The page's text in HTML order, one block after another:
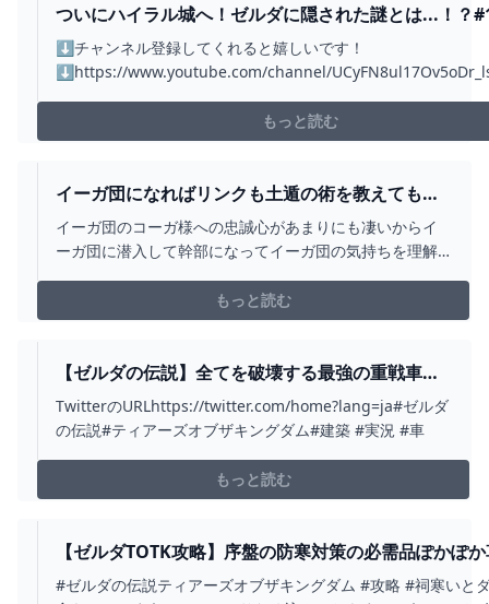
ついにハイラル城へ！ゼルダに隠された謎とは...！？
ルダの伝説 ティアーズ オブ ザ キングダム】 -
⬇チャンネル登録してくれると嬉しいです！
⬇https://www.youtube.com/channel/
https://discord.com/invite/CqQM9sHxqV✦ツイッタ
ー:https://twitter.com...
もっと読む
イーガ団になればリンクも土遁の術を教えてもら
えるらしいＷＷＷ【ティアキン】【ゼルダの伝説
ティアーズオブザキングダム】【ゆっくり実
イーガ団のコーガ様への忠誠心があまりにも凄いからイ
ーガ団に潜入して幹部になってイーガ団の気持ちを理解
→https://youtu.be/Uyh0f8mq09I前
→https://youtu.be/bCJ2hV2FV_M＝＝＝＝＝＝＝＝＝＝
もっと読む
【ゼルダの伝説】全てを破壊する最強の重戦車が
できました│ティアーズ オブ ザ キングダム -
YOUTUBE
TwitterのURLhttps://twitter.com/home?lang=ja#ゼルダ
の伝説#ティアーズオブザキングダム#建築 #実況 #車
もっと読む
【ゼルダTOTK攻略】序盤の防寒対策の必需品ぽかぽ
効率よく回収できるルートはこちら！ - YOUTUBE
#ゼルダの伝説ティアーズオブザキングダム #攻略 #祠寒いと